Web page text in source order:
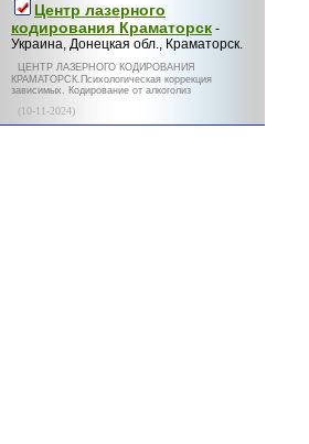
Центр лазерного
кодирования Краматорск -
Украина, Донецкая обл., Краматорск.
ЦЕНТР ЛАЗЕРНОГО КОДИРОВАНИЯ
КРАМАТОРСК.Психологическая коррекция
зависимых. Кодирование от алкоголиз
(10-11-2024)